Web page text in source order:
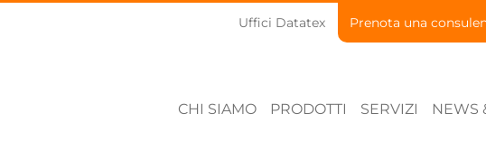
Uffici Datatex Prenota una
CHI SIAMO PRODOTTI SERVIZI NEWS